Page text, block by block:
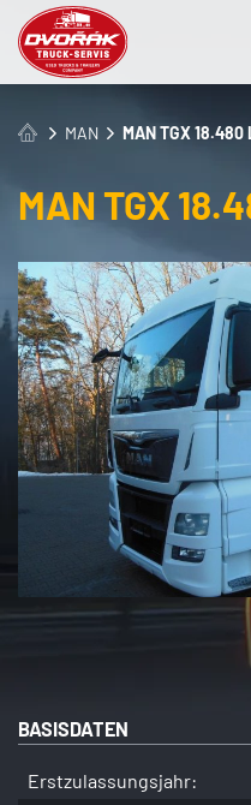
MAN MAN TGX
MAN TGX
BASISDATEN
Erstzulassungsjahr: